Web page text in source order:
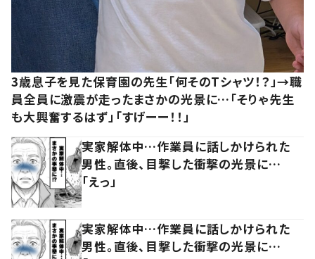
3歳息子を見た保育園の先生「何そのTシャツ！？」→職
員全員に激震が走ったまさかの光景に…「そりゃ先生
も大興奮するはず」「すげーー！！」
実家解体中…作業員に話しかけられた
男性。直後、目撃した衝撃の光景に…
「えっ」
実家解体中…作業員に話しかけられた
男性。直後、目撃した衝撃の光景に…